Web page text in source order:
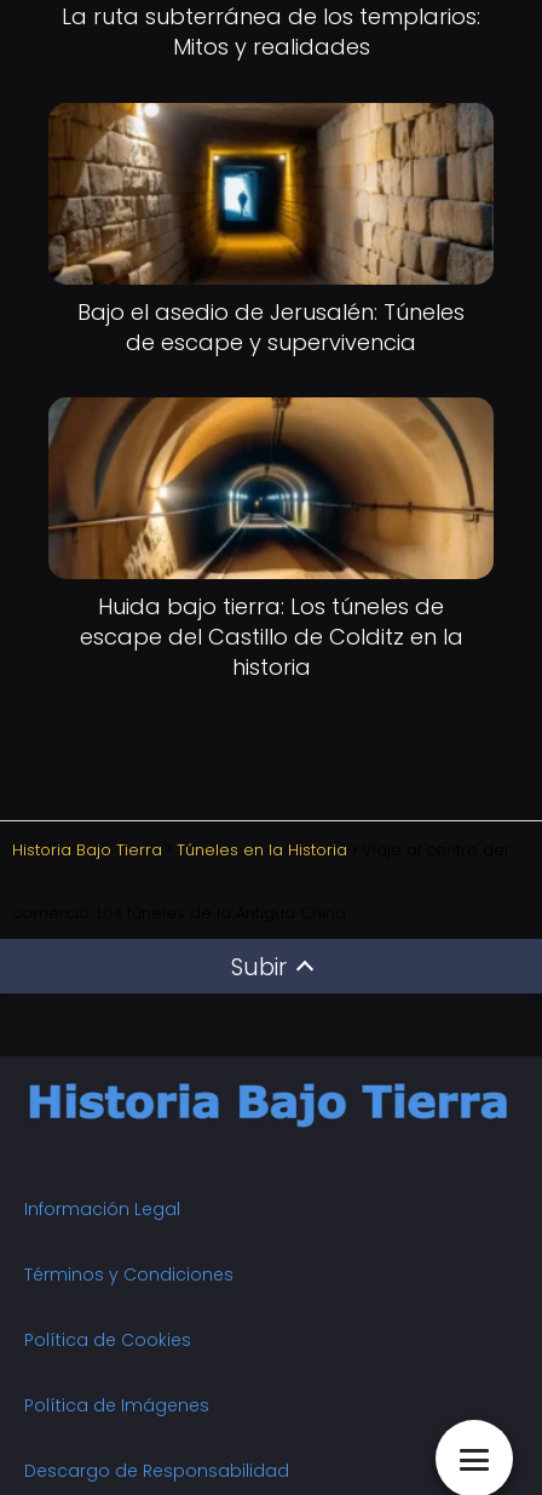
La ruta subterránea de los templarios:
Mitos y realidades
Bajo el asedio de Jerusalén: Túneles
de escape y supervivencia
Huida bajo tierra: Los túneles de
escape del Castillo de Colditz en la
historia
Historia Bajo Tierra Túneles en la Historia
Subir
Información Legal
Términos y Condiciones
Política de Cookies
Política de Imágenes
Descargo de Responsabilidad